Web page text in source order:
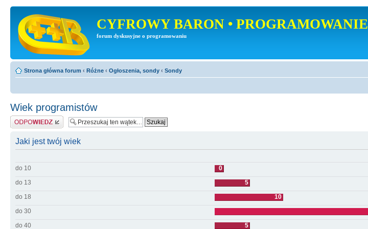
CYFROWY BARON • PROGRAMOWANIE
forum dyskusyjne o programowaniu
Strona główna forum ‹ Różne ‹ Ogłoszenia, sondy ‹ Sondy
Wiek programistów
Odpowiedz
Jaki jest twój wiek
do 10 0
do 13
5
do 18
10
do 30
do 40
5